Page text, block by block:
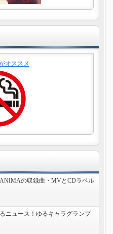
オススメ
の収録曲・MVとCDラベル
ニュース！ゆるキャラグランプ